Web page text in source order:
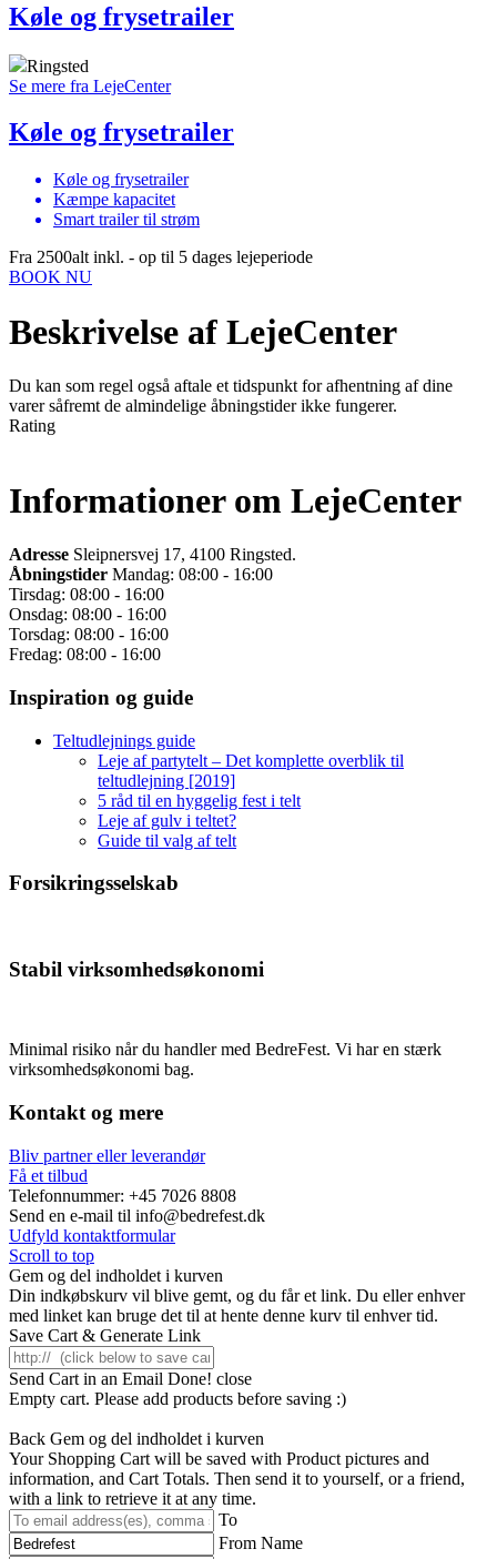
Køle og frysetrailer
Ringsted
Se mere fra LejeCenter
Køle og frysetrailer
Køle og frysetrailer
Kæmpe kapacitet
Smart trailer til strøm
Fra 2500alt inkl. - op til 5 dages lejeperiode
BOOK NU
Beskrivelse af LejeCenter
Du kan som regel også aftale et tidspunkt for afhentning af dine
varer såfremt de almindelige åbningstider ikke fungerer.
Rating
Informationer om LejeCenter
Adresse Sleipnersvej 17, 4100 Ringsted.
Åbningstider Mandag: 08:00 - 16:00
Tirsdag: 08:00 - 16:00
Onsdag: 08:00 - 16:00
Torsdag: 08:00 - 16:00
Fredag: 08:00 - 16:00
Inspiration og guide
Teltudlejnings guide
Leje af partytelt – Det komplette overblik til
teltudlejning [2019]
5 råd til en hyggelig fest i telt
Leje af gulv i teltet?
Guide til valg af telt
Forsikringsselskab
Stabil virksomhedsøkonomi
Minimal risiko når du handler med BedreFest. Vi har en stærk
virksomhedsøkonomi bag.
Kontakt og mere
Bliv partner eller leverandør
Få et tilbud
Telefonnummer: +45 7026 8808
Send en e-mail til info@bedrefest.dk
Udfyld kontaktformular
Scroll to top
Gem og del indholdet i kurven
Din indkøbskurv vil blive gemt, og du får et link. Du eller enhver
med linket kan bruge det til at hente denne kurv til enhver tid.
Save Cart & Generate Link
Send Cart in an Email Done! close
Empty cart. Please add products before saving :)
Back Gem og del indholdet i kurven
Your Shopping Cart will be saved with Product pictures and
information, and Cart Totals. Then send it to yourself, or a friend,
with a link to retrieve it at any time.
To
From Name